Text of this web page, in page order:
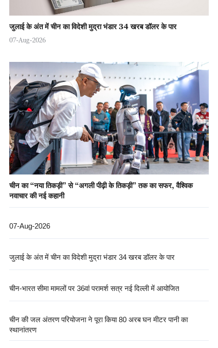
जुलाई के अंत में चीन का विदेशी मुद्रा भंडार 34 खरब डॉलर के पार
07-Aug-2026
चीन का “नया तिकड़ी” से “अगली पीढ़ी के तिकड़ी” तक का सफर, वैश्विक
नवाचार की नई कहानी
07-Aug-2026
जुलाई के अंत में चीन का विदेशी मुद्रा भंडार 34 खरब डॉलर के पार
चीन-भारत सीमा मामलों पर 36वां परामर्श सत्र नई दिल्ली में आयोजित
चीन की जल अंतरण परियोजना ने पूरा किया 80 अरब घन मीटर पानी का
स्थानांतरण